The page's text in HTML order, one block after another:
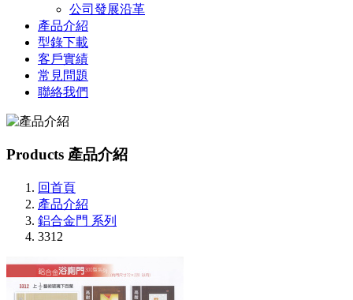
公司發展沿革
產品介紹
型錄下載
客戶實績
常見問題
聯絡我們
Products 產品介紹
回首頁
產品介紹
鋁合金門 系列
3312